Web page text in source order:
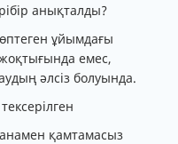
анықталды?
ұйымдағы
емес,
әлсіз болуында.
қамтамасыз